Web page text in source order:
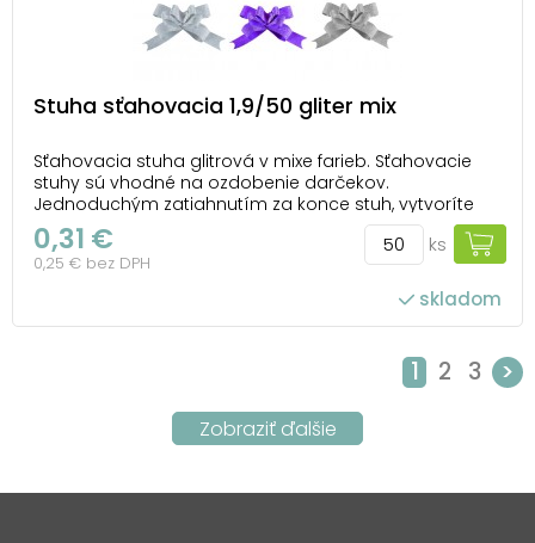
Stuha sťahovacia 1,9/50 gliter mix
Sťahovacia stuha glitrová v mixe farieb. Sťahovacie
stuhy sú vhodné na ozdobenie darčekov.
Jednoduchým zatiahnutím za konce stuh, vytvoríte
nádherný ozdobný kvet alebo mašľu. Šírka: 19 mm
Balenie: 50 ks Dĺžka: 500 mm Farba: zlatá, červená,
strieborná, fialová, šedá Všetkých 50 ks je bale...
0,31 €
0,25 € bez DPH
ks
skladom
1 2 3 >